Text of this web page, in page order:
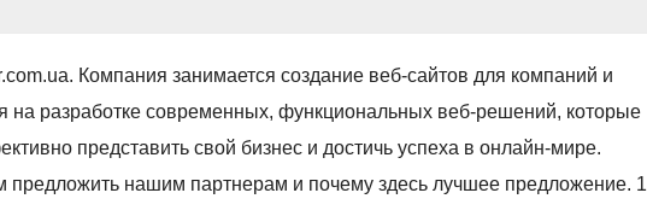
Компания занимается создание веб-сайтов для компаний и
на разработке современных, функциональных веб-решений, которые
представить свой бизнес и достичь успеха в онлайн-мире.
предложить нашим партнерам и почему здесь лучшее предложение. 1